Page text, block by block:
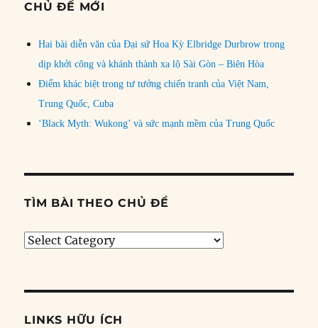
CHỦ ĐỀ MỚI
Hai bài diễn văn của Đại sứ Hoa Kỳ Elbridge Durbrow trong
dịp khởi công và khánh thành xa lộ Sài Gòn – Biên Hòa
Điểm khác biệt trong tư tưởng chiến tranh của Việt Nam,
Trung Quốc, Cuba
‘Black Myth: Wukong’ và sức mạnh mềm của Trung Quốc
TÌM BÀI THEO CHỦ ĐỀ
Tìm
đề
LINKS HỮU ÍCH